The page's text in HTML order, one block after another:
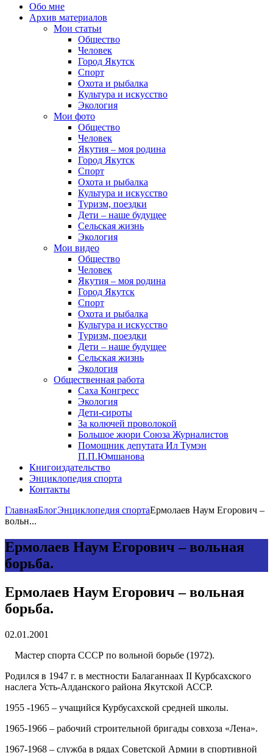
Обо мне
Архив материалов
Мои статьи
Общество
Человек
Город Якутск
Спорт
Охота и рыбалка
Культура и искусство
Экология
Мои фото
Общество
Человек
Якутия – моя родина
Город Якутск
Спорт
Охота и рыбалка
Культура и искусство
Туризм, поездки
Дети – наше будущее
Сельская жизнь
Экология
Мои видео
Общество
Человек
Якутия – моя родина
Город Якутск
Спорт
Охота и рыбалка
Культура и искусство
Туризм, поездки
Дети – наше будущее
Сельская жизнь
Экология
Общественная работа
Саха Конгресс
Экология
Дети-сироты
За колючей проволокой
Большое жюри Союза Журналистов
Помощник депутата Ил Тумэн
П.П.Юмшанова
Книгоиздательство
Энциклопедия спорта
Контакты
ГлавнаяБлогЭнциклопедия спортаЕрмолаев Наум Егорович –
вольн...
Ермолаев Наум Егорович – вольная
борьба.
Ермолаев Наум Егорович – вольная
борьба.
02.01.2001
Мастер спорта СССР по вольной борьбе (1972).
Родился в 1947 г. в местности Балаганнаах II Курбсахского
наслега Усть-Алданского района Якутской АССР.
1955 -1965 – учащийся Курбусахской средней школы.
1965-1966 – рабочий строительной бригады совхоза «Лена».
1967-1968 – служба в рядах Советской Армии в спортивной